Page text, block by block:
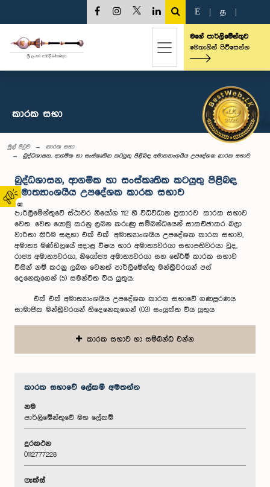
02
E த
මගේ පාර්ලිමේන්තුව
මෙතැනින් පිවිසෙන්න
කාරක සභා
මුල් පිටුව
කාරක සභා
බුද්ධශාසන, ආගමික හා සංස්කෘතික කටයුතු පිළිබඳ අමාත්‍යාංශයීය උපදේශක කාරක සභාව
බුද්ධශාසන, ආගමික හා සංස්කෘතික කටයුතු පිළිබඳ
අමාත්‍යාංශයීය උපදේශක කාරක සභාව
පාර්ලිමේන්තුවේ ස්ථාවර නියෝග 112 හි විධිවිධාන ප්‍රකාරව කාරක සභාව
වෙත වෙත යොමු කරනු ලබන කරුණු සම්බන්ධයෙන් සාකච්ඡාකර බලා
වාර්තා කිරීම සඳහා එක් එක් අමාත්‍යාංශයීය උපදේශක කාරක සභාව,
අමාත්‍ය මණ්ඩලයේ අදාළ විෂය භාර අමාත්‍යවරයා සභාපතිවරයා වූද,
රාජ්‍ය අමාත්‍යවරයා, නියෝජ්‍ය අමාත්‍යවරයා සහ තේරීම් කාරක සභාව
විසින් නම් කරනු ලබන වෙනත් පාර්ලිමේන්තු මන්ත්‍රීවරයන් පස්
දෙනෙකුගෙන් (5) සමන්විත විය යුතුය.
එක් එක් අමාත්‍යාංශයීය උපදේශක කාරක සභාවේ ගණපූරණය
සාමාජික මන්ත්‍රීවරයන් තිදෙනෙකුගෙන් (03) සංයුක්ත විය යුතුය
කාරක සභාව හා සම්බන්ධ වන්න
කාරක සභා‌වේ ලේකම් අමතන්න
නම
පාර්ලිමේන්තුවේ මහ ලේකම්
දුරකථන
0112777228
ෆැක්ස්